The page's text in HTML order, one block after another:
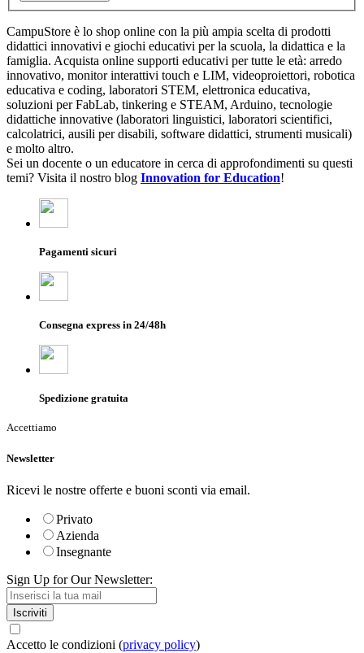
CampuStore è lo shop online con la più ampia scelta di prodotti
didattici innovativi e giochi educativi per la scuola, la didattica e la
famiglia. Acquista online supporti educativi per tutte le età: arredo
innovativo, monitor interattivi touch e LIM, videoproiettori, robotica
educativa e coding, laboratori STEM, elettronica educativa,
soluzioni per FabLab, tinkering e STEAM, Arduino, tecnologie
didattiche innovative (laboratori linguistici, laboratori scientifici,
calcolatrici, ausili per disabili, software didattici, strumenti musicali)
e molto altro.
Sei un docente o un educatore in cerca di approfondimenti su questi
temi? Visita il nostro blog Innovation for Education!
Pagamenti sicuri
Consegna express in 24/48h
Spedizione gratuita
Accettiamo
Newsletter
Ricevi le nostre offerte e buoni sconti via email.
Privato
Azienda
Insegnante
Sign Up for Our Newsletter:
Iscriviti
Accetto le condizioni (privacy policy)